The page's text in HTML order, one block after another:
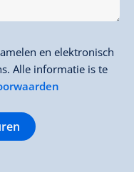
en elektronisch
Alle informatie is te